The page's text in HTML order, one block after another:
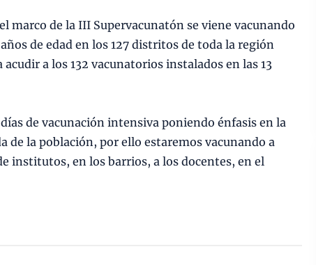
marco de la III Supervacunatón se viene vacunando
de edad en los 127 distritos de toda la región
a los 132 vacunatorios instalados en las 13
de vacunación intensiva poniendo énfasis en la
de la población, por ello estaremos vacunando a
institutos, en los barrios, a los docentes, en el